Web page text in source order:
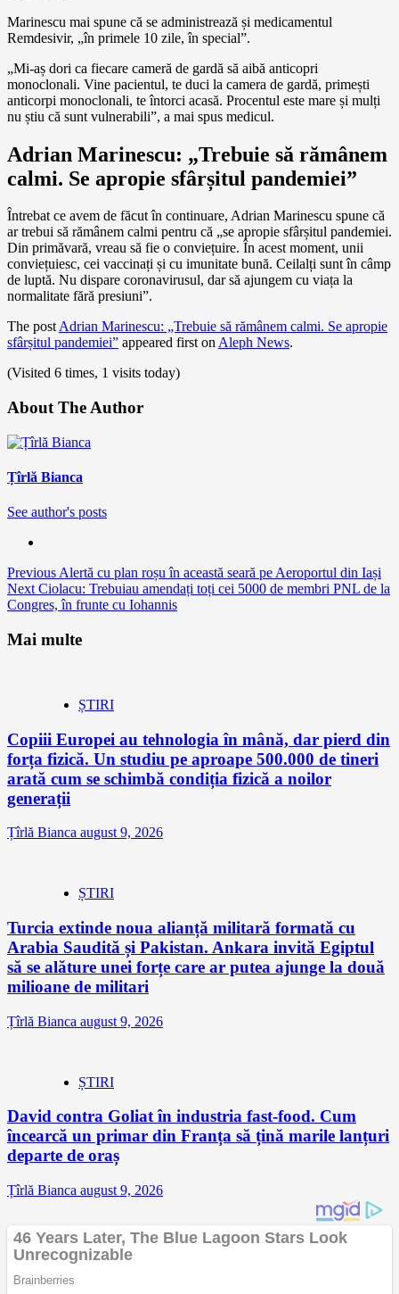
Marinescu mai spune că se administrează și medicamentul
Remdesivir, „în primele 10 zile, în special”.
„Mi-aș dori ca fiecare cameră de gardă să aibă anticopri
monoclonali. Vine pacientul, te duci la camera de gardă, primești
anticorpi monoclonali, te întorci acasă. Procentul este mare și mulți
nu știu că sunt vulnerabili”, a mai spus medicul.
Adrian Marinescu: „Trebuie să rămânem
calmi. Se apropie sfârșitul pandemiei”
Întrebat ce avem de făcut în continuare, Adrian Marinescu spune că
ar trebui să rămânem calmi pentru că „se apropie sfârșitul pandemiei.
Din primăvară, vreau să fie o conviețuire. În acest moment, unii
conviețuiesc, cei vaccinați și cu imunitate bună. Ceilalți sunt în câmp
de luptă. Nu dispare coronavirusul, dar să ajungem cu viața la
normalitate fără presiuni”.
The postAdrian Marinescu: „Trebuie să rămânem calmi. Se apropie
sfârșitul pandemiei” appeared first onAleph News.
(Visited 6 times, 1 visits today)
About The Author
Țîrlă Bianca
See author's posts
Continue
Reading
PreviousAlertă cu plan roșu în această seară pe Aeroportul din Iași
NextCiolacu: Trebuiau amendați toți cei 5000 de membri PNL de la
Congres, în frunte cu Iohannis
Mai multe
ȘTIRI
Copiii Europei au tehnologia în mână, dar pierd din
forța fizică. Un studiu pe aproape 500.000 de tineri
arată cum se schimbă condiția fizică a noilor
generații
Țîrlă Bianca august 9, 2026
ȘTIRI
Turcia extinde noua alianță militară formată cu
Arabia Saudită și Pakistan. Ankara invită Egiptul
să se alăture unei forțe care ar putea ajunge la două
milioane de militari
Țîrlă Bianca august 9, 2026
ȘTIRI
David contra Goliat în industria fast-food. Cum
încearcă un primar din Franța să țină marile lanțuri
departe de oraș
Țîrlă Bianca august 9, 2026